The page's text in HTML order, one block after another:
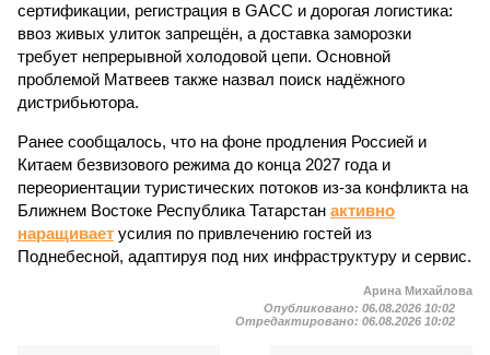
сертификации, регистрация в GACC и дорогая логистика:
ввоз живых улиток запрещён, а доставка заморозки
требует непрерывной холодовой цепи. Основной
проблемой Матвеев также назвал поиск надёжного
дистрибьютора.
Ранее сообщалось, что на фоне продления Россией и
Китаем безвизового режима до конца 2027 года и
переориентации туристических потоков из-за конфликта на
Ближнем Востоке Республика Татарстан активно
наращивает усилия по привлечению гостей из
Поднебесной, адаптируя под них инфраструктуру и сервис.
Арина Михайлова
Опубликовано: 06.08.2026 10:02
Отредактировано: 06.08.2026 10:02